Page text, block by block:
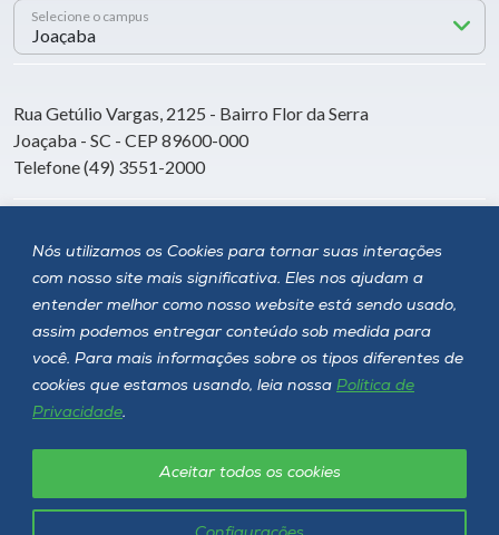
Nós utilizamos os Cookies para tornar suas interações
com nosso site mais significativa. Eles nos ajudam a
entender melhor como nosso website está sendo usado,
assim podemos entregar conteúdo sob medida para
você. Para mais informações sobre os tipos diferentes de
cookies que estamos usando, leia nossa Política de
Privacidade.
Aceitar todos os cookies
Selecione o campus
Rua Getúlio Vargas, 2125 - Bairro Flor da Serra
Joaçaba - SC - CEP 89600-000
Telefone (49) 3551-2000
Siga a Unoesc
Unoesc © 2026 - Todos os direitos reservados
Política de privacidade LGPD